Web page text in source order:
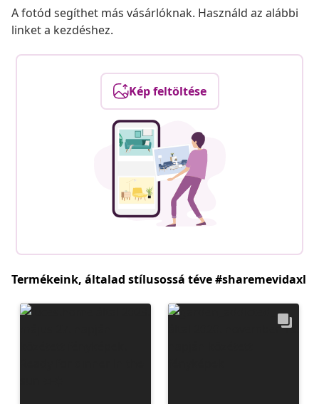
A fotód segíthet más vásárlóknak. Használd az alábbi
linket a kezdéshez.
Kép feltöltése
Termékeink, általad stílusossá téve #sharemevidaxl